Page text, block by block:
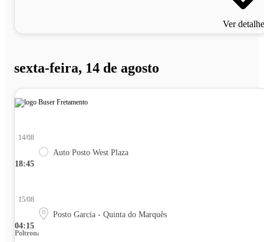
Ver
sexta-feira, 14 de agosto
18:45
14/08
Auto Posto West Plaza
04:15
15/08
Posto Garcia - Quinta do Marquês
Poltrona